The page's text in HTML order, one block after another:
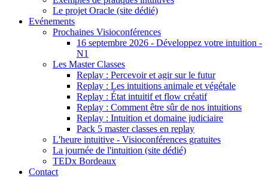
Le projet Oracle (site dédié)
Evénements
Prochaines Visioconférences
16 septembre 2026 - Développez votre intuition -
N1
Les Master Classes
Replay : Percevoir et agir sur le futur
Replay : Les intuitions animale et végétale
Replay : État intuitif et flow créatif
Replay : Comment être sûr de nos intuitions
Replay : Intuition et domaine judiciaire
Pack 5 master classes en replay
L'heure intuitive - Visioconférences gratuites
La journée de l'intuition (site dédié)
TEDx Bordeaux
Contact